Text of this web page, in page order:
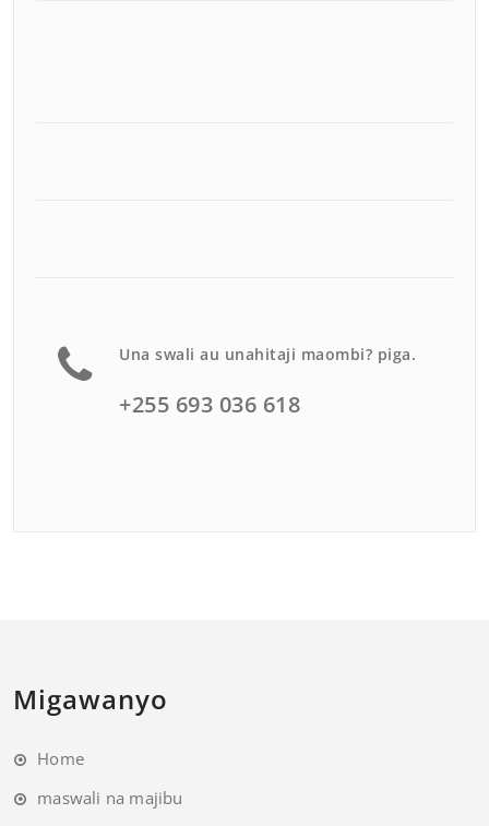
Una swali au unahitaji maombi? piga.
+255 693 036 618
Migawanyo
Home
maswali na majibu